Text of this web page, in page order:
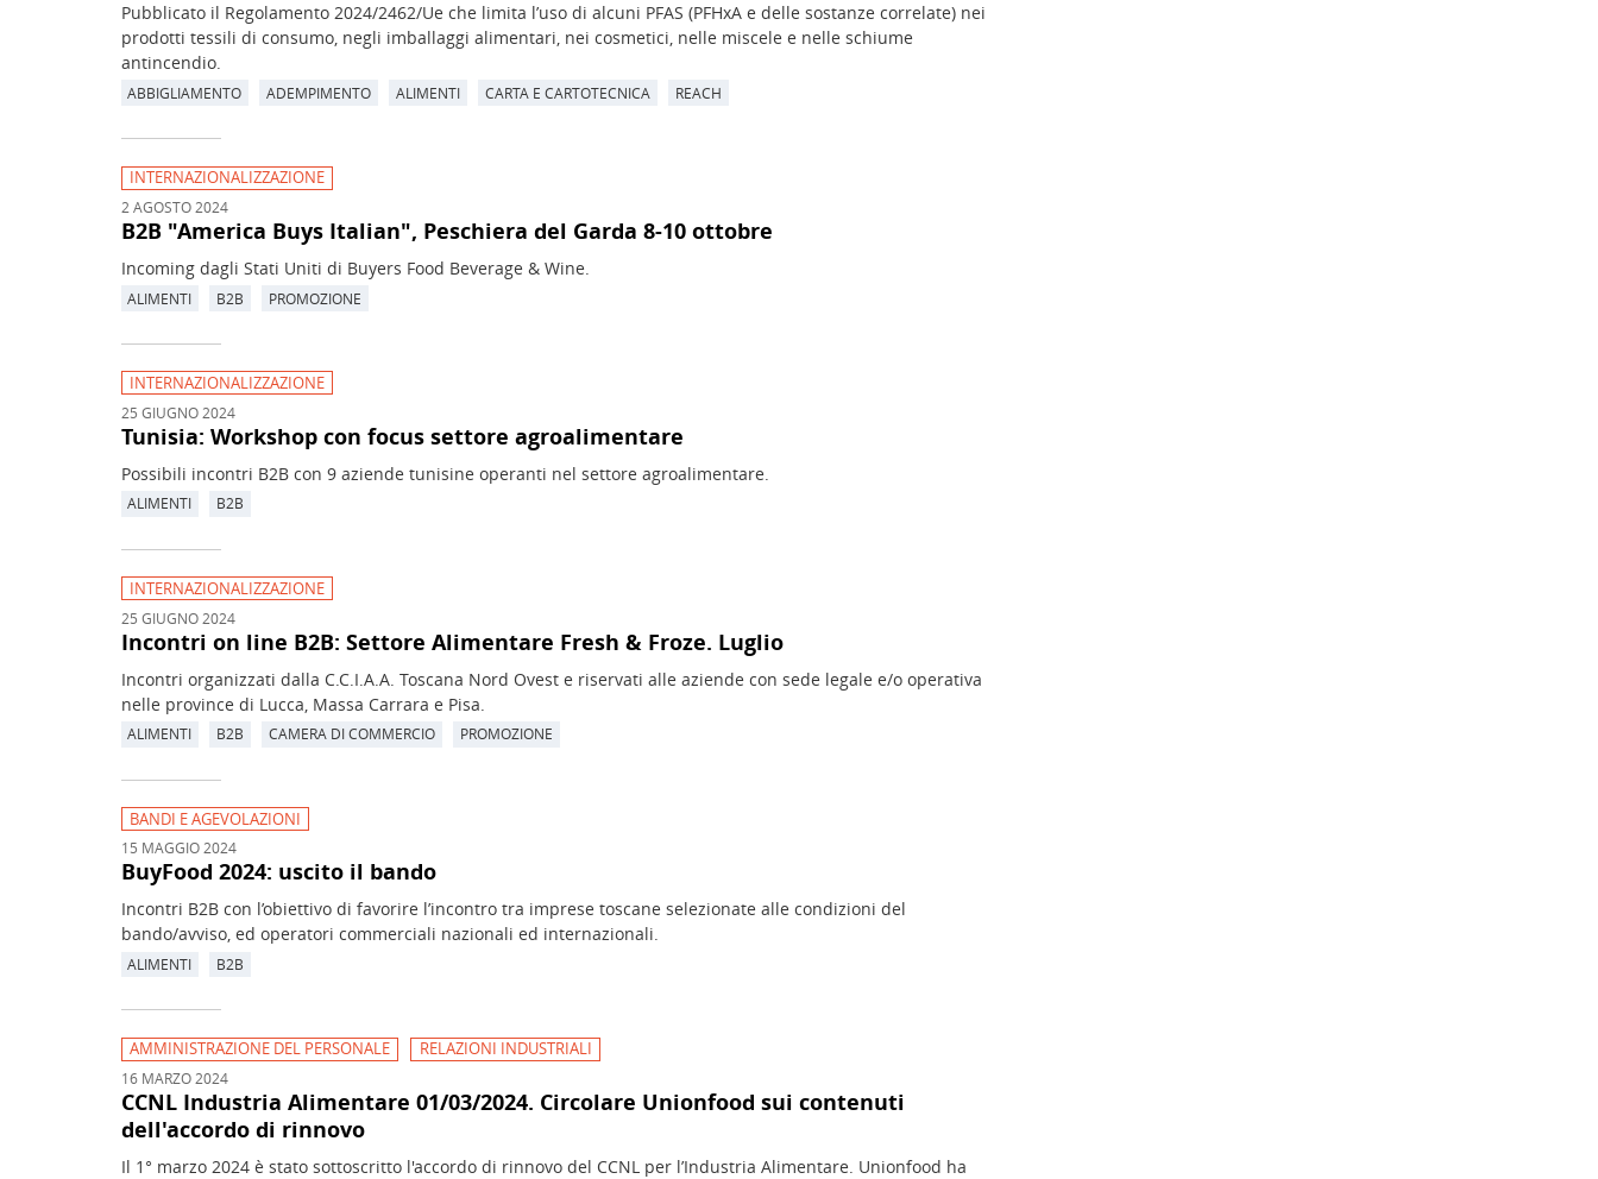
Pubblicato il Regolamento 2024/2462/Ue che limita l’uso di alcuni PFAS (PFHxA e delle sostanze correlate) nei
prodotti tessili di consumo, negli imballaggi alimentari, nei cosmetici, nelle miscele e nelle schiume
antincendio.
ABBIGLIAMENTO ADEMPIMENTO ALIMENTI CARTA E CARTOTECNICA REACH
INTERNAZIONALIZZAZIONE
2 AGOSTO 2024
B2B "America Buys Italian", Peschiera del Garda 8-10 ottobre
Incoming dagli Stati Uniti di Buyers Food Beverage & Wine.
ALIMENTI B2B PROMOZIONE
INTERNAZIONALIZZAZIONE
25 GIUGNO 2024
Tunisia: Workshop con focus settore agroalimentare
Possibili incontri B2B con 9 aziende tunisine operanti nel settore agroalimentare.
ALIMENTI B2B
INTERNAZIONALIZZAZIONE
25 GIUGNO 2024
Incontri on line B2B: Settore Alimentare Fresh & Froze. Luglio
Incontri organizzati dalla C.C.I.A.A. Toscana Nord Ovest e riservati alle aziende con sede legale e/o operativa
nelle province di Lucca, Massa Carrara e Pisa.
ALIMENTI B2B CAMERA DI COMMERCIO PROMOZIONE
BANDI E AGEVOLAZIONI
15 MAGGIO 2024
BuyFood 2024: uscito il bando
Incontri B2B con l’obiettivo di favorire l’incontro tra imprese toscane selezionate alle condizioni del
bando/avviso, ed operatori commerciali nazionali ed internazionali.
ALIMENTI B2B
AMMINISTRAZIONE DEL PERSONALE RELAZIONI INDUSTRIALI
16 MARZO 2024
CCNL Industria Alimentare 01/03/2024. Circolare Unionfood sui contenuti
dell'accordo di rinnovo
Il 1° marzo 2024 è stato sottoscritto l'accordo di rinnovo del CCNL per l’Industria Alimentare. Unionfood ha